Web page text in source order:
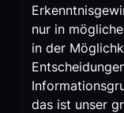
nur in
in der
das ist unser